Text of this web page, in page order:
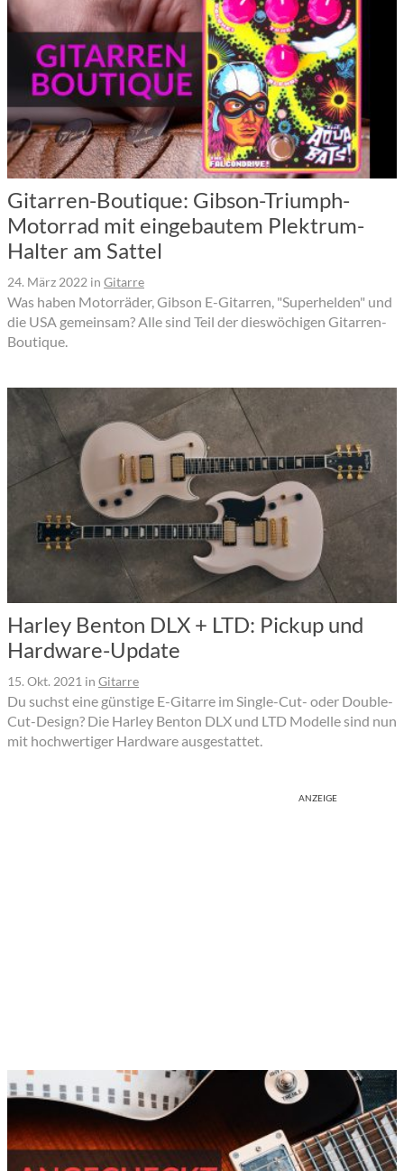
Gitarren-Boutique: Gibson-Triumph-
Motorrad mit eingebautem Plektrum-
Halter am Sattel
24. März 2022 in Gitarre
Was haben Motorräder, Gibson E-Gitarren, "Superhelden" und
die USA gemeinsam? Alle sind Teil der dieswöchigen Gitarren-
Boutique.
Harley Benton DLX + LTD: Pickup und
Hardware-Update
15. Okt. 2021 in Gitarre
Du suchst eine günstige E-Gitarre im Single-Cut- oder Double-
Cut-Design? Die Harley Benton DLX und LTD Modelle sind nun
mit hochwertiger Hardware ausgestattet.
ANZEIGE